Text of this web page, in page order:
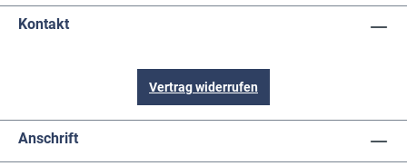
Kontakt
Vertrag widerrufen
Anschrift